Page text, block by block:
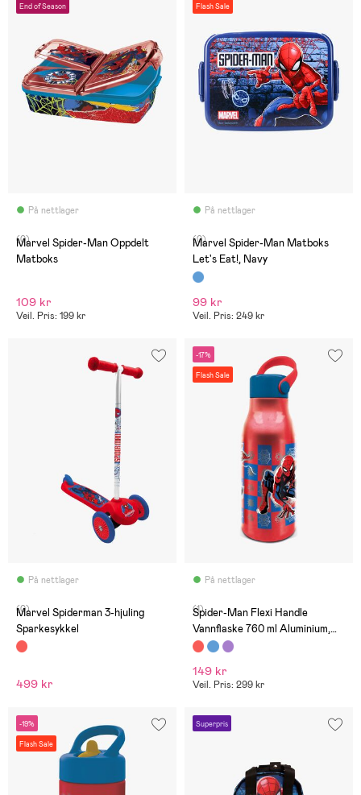
End of Season
På nettlager
(0)
Marvel Spider-Man Oppdelt
Matboks
109 kr
Veil. Pris: 199 kr
Flash Sale
På nettlager
(0)
Marvel Spider-Man Matboks
Let's Eat!, Navy
99 kr
Veil. Pris: 249 kr
På nettlager
(0)
Marvel Spiderman 3-hjuling
Sparkesykkel
499 kr
-17%
Flash Sale
På nettlager
(1)
Spider-Man Flexi Handle
Vannflaske 760 ml Aluminium,
Red
149 kr
Veil. Pris: 299 kr
-19%
Flash Sale
Superpris